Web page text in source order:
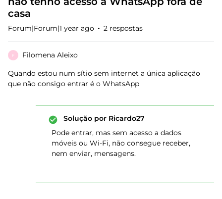
casa
Forum|Forum|1 year ago 2 respostas
F Filomena Aleixo
Quando estou num sítio sem internet a única aplicação
que não consigo entrar é o WhatsApp
Solução por Ricardo27
Pode entrar, mas sem acesso a dados
móveis ou Wi-Fi, não consegue receber,
nem enviar, mensagens.